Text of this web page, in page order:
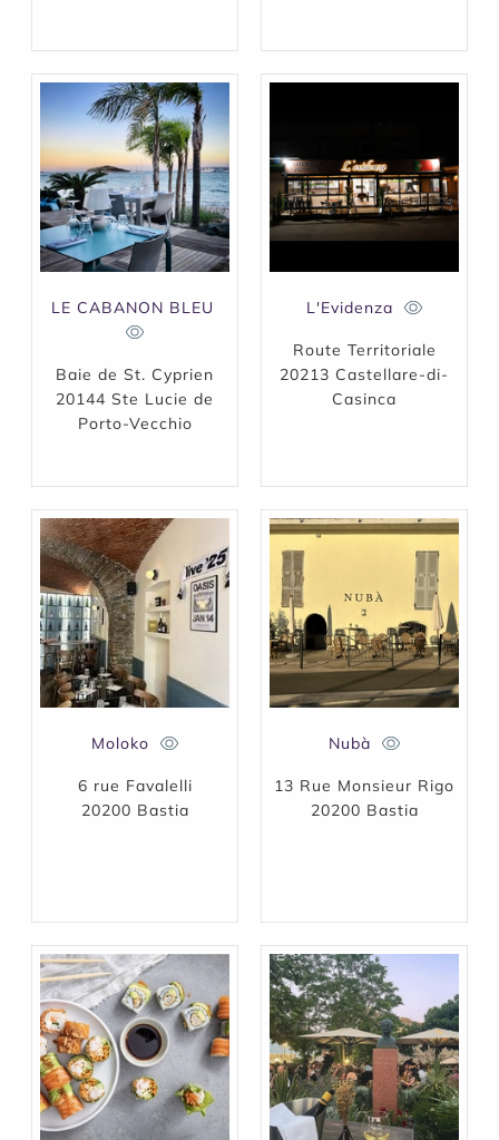
LE CABANON BLEU
Baie de St. Cyprien
20144 Ste Lucie de
Porto-Vecchio
L'Evidenza
Route Territoriale
20213 Castellare-di-
Casinca
Moloko
6 rue Favalelli
20200 Bastia
Nubà
13 Rue Monsieur Rigo
20200 Bastia